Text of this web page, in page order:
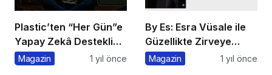
Plastic’ten “Her Gün”e
Yapay Zekâ Destekli
Müzik Videosu
Magazin 1 yıl önce
By Es: Esra Vüsale ile
Güzellikte Zirveye
Yolculuk
Magazin 1 yıl önce